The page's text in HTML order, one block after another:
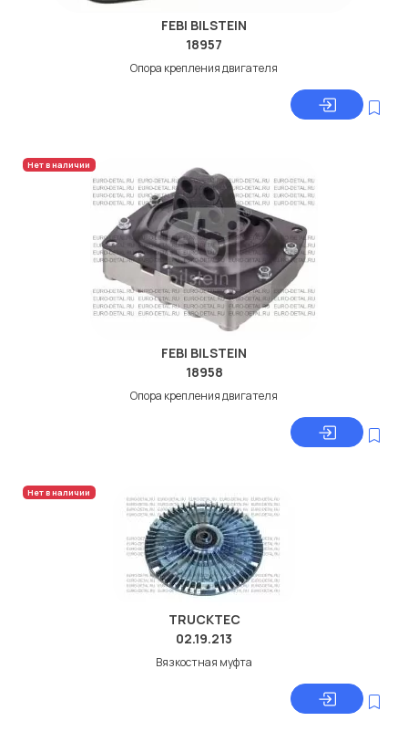
FEBI BILSTEIN
18957
Опора крепления двигателя
Нет в наличии
FEBI BILSTEIN
18958
Опора крепления двигателя
Нет в наличии
TRUCKTEC
02.19.213
Вязкостная муфта